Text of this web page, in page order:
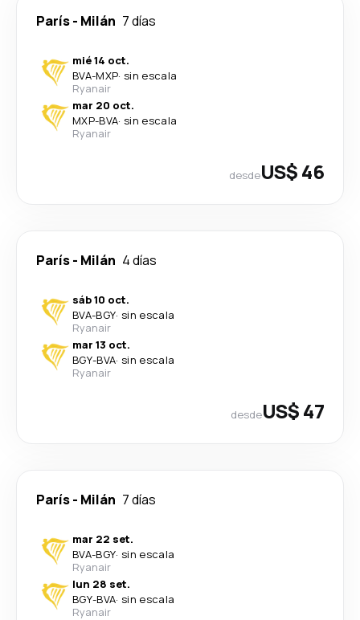
París- Milán 7 días
mié 14 oct.
BVA-MXP· sin escala
Ryanair
mar 20 oct.
MXP-BVA· sin escala
Ryanair
desdeUS$ 46
París- Milán 4 días
sáb 10 oct.
BVA-BGY· sin escala
Ryanair
mar 13 oct.
BGY-BVA· sin escala
Ryanair
desdeUS$ 47
París- Milán 7 días
mar 22 set.
BVA-BGY· sin escala
Ryanair
lun 28 set.
BGY-BVA· sin escala
Ryanair